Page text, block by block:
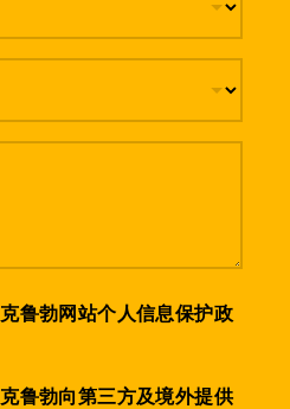
克鲁勃网站个人信息保护政
克鲁勃向第三方及境外提供